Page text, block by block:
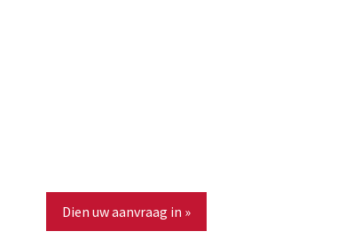
Dien uw aanvraag in »